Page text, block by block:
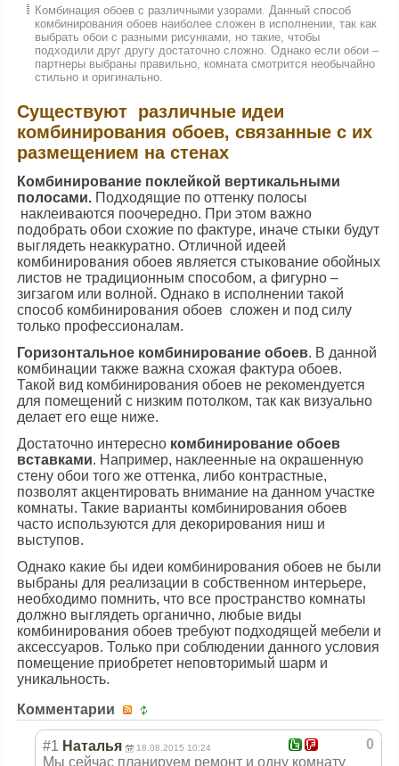
Комбинация обоев с различными узорами. Данный способ
комбинирования обоев наиболее сложен в исполнении, так как
выбрать обои с разными рисунками, но такие, чтобы
подходили друг другу достаточно сложно. Однако если обои –
партнеры выбраны правильно, комната смотрится необычайно
стильно и оригинально.
Существуют различные идеи
комбинирования обоев, связанные с их
размещением на стенах
Комбинирование поклейкой вертикальными
полосами. Подходящие по оттенку полосы
наклеиваются поочередно. При этом важно
подобрать обои схожие по фактуре, иначе стыки будут
выглядеть неаккуратно. Отличной идеей
комбинирования обоев является стыкование обойных
листов не традиционным способом, а фигурно –
зигзагом или волной. Однако в исполнении такой
способ комбинирования обоев сложен и под силу
только профессионалам.
Горизонтальное комбинирование обоев. В данной
комбинации также важна схожая фактура обоев.
Такой вид комбинирования обоев не рекомендуется
для помещений с низким потолком, так как визуально
делает его еще ниже.
Достаточно интересно комбинирование обоев
вставками. Например, наклеенные на окрашенную
стену обои того же оттенка, либо контрастные,
позволят акцентировать внимание на данном участке
комнаты. Такие варианты комбинирования обоев
часто используются для декорирования ниш и
выступов.
Однако какие бы идеи комбинирования обоев не были
выбраны для реализации в собственном интерьере,
необходимо помнить, что все пространство комнаты
должно выглядеть органично, любые виды
комбинирования обоев требуют подходящей мебели и
аксессуаров. Только при соблюдении данного условия
помещение приобретет неповторимый шарм и
уникальность.
Комментарии
0
#1 Наталья 18.08.2015 10:24
Мы сейчас планируем ремонт и одну комнату